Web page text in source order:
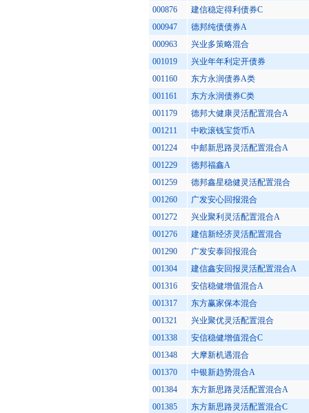
000876
建信稳定得利债券C
000947
德邦纯债债券A
000963
兴业多策略混合
001019
兴业年年利定开债券
001160
东方永润债券A类
001161
东方永润债券C类
001179
德邦大健康灵活配置混合A
001211
中欧滚钱宝货币A
001224
中邮新思路灵活配置混合A
001229
德邦福鑫A
001259
德邦鑫星稳健灵活配置混合
001260
广发安心回报混合
001272
兴业聚利灵活配置混合A
001276
建信新经济灵活配置混合
001290
广发安泰回报混合
001304
建信鑫安回报灵活配置混合A
001316
安信稳健增值混合A
001317
东方赢家保本混合
001321
兴业聚优灵活配置混合
001338
安信稳健增值混合C
001348
大摩新机遇混合
001370
中银新趋势混合A
001384
东方新思路灵活配置混合A
001385
东方新思路灵活配置混合C